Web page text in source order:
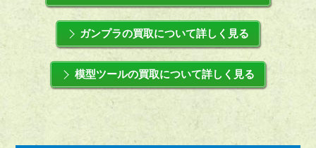
ガンプラの買取について詳しく見る
模型ツールの買取について詳しく見る